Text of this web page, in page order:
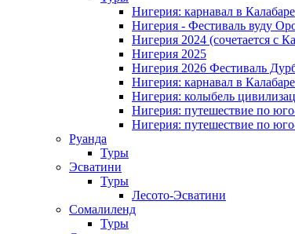
Нигерия: карнавал в Калабаре
Нигерия - Фестиваль вуду
Нигерия 2024 (сочетается с
Нигерия 2025
Нигерия 2026 Фестиваль
Нигерия: карнавал в
Нигерия: колыбель
Нигерия: путешествие по
Нигерия: путешествие по
Руанда
Туры
Эсватини
Туры
Лесото-Эсватини
Сомалиленд
Туры